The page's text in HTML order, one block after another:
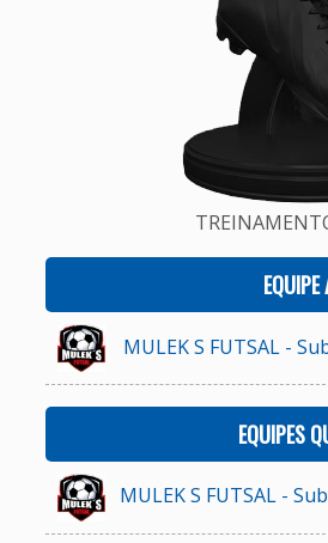
MULEK S FUTSAL -
EQUIPES
MULEK S FUTSAL -